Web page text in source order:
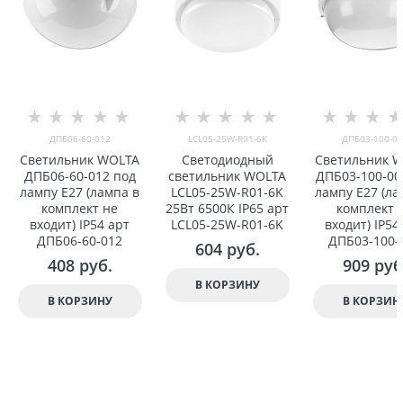
ДПБ06-60-012
Светильник WOLTA
ДПБ06-60-012 под
лампу E27 (лампа в
комплект не
вxодит) IP54 арт
ДПБ06-60-012
408 руб.
В КОРЗИНУ
LCL05-25W-R01-6K
Светодиодный
светильник WOLTA
LCL05-25W-R01-6K
25Вт 6500К IP65 арт
LCL05-25W-R01-6K
604 руб.
В КОРЗИНУ
ДПБ03-100-
Светильник
ДПБ03-100-
лампу E27
комплект
вxодит)
ДПБ03-100-
909
В